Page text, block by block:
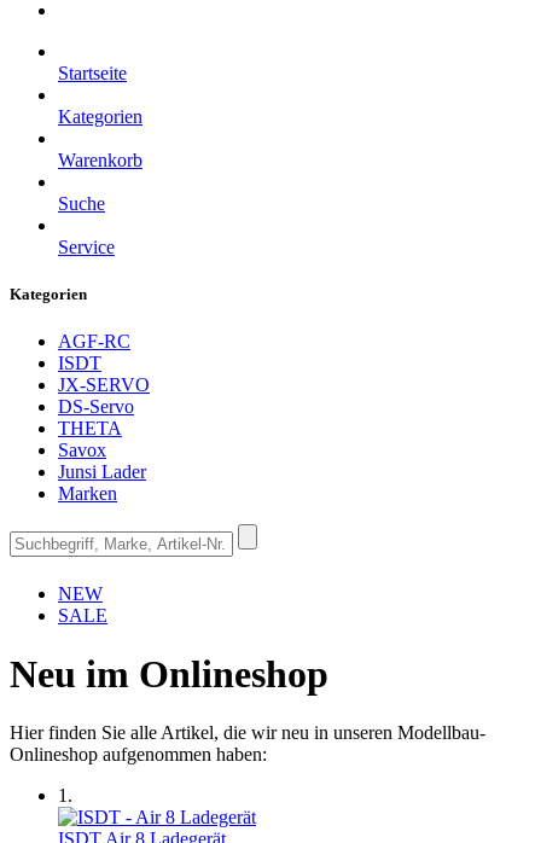
Startseite
Kategorien
Warenkorb
Suche
Service
Kategorien
AGF-RC
ISDT
JX-SERVO
DS-Servo
THETA
Savox
Junsi Lader
Marken
NEW
SALE
Neu im Onlineshop
Hier finden Sie alle Artikel, die wir neu in unseren Modellbau-
Onlineshop aufgenommen haben:
1.